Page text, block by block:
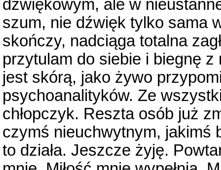
dźwiękowym, ale w
szum, nie dźwięk tylko sama
skończy, nadciąga totalna
przytulam do siebie i biegnę z
jest skórą, jako żywo
psychoanalityków. Ze
chłopczyk. Reszta osób już
czymś nieuchwytnym, jakimś
to działa. Jeszcze żyję.